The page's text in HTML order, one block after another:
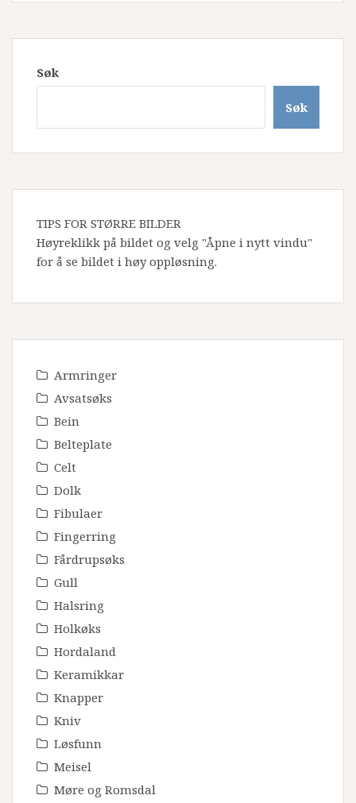
B3295
Søk
Søk
TIPS FOR STØRRE BILDER
Høyreklikk på bildet og velg "Åpne i nytt vindu"
for å se bildet i høy oppløsning.
Armringer
Avsatsøks
Bein
Belteplate
Celt
Dolk
Fibulaer
Fingerring
Fårdrupsøks
Gull
Halsring
Holkøks
Hordaland
Keramikkar
Knapper
Kniv
Løsfunn
Meisel
Møre og Romsdal